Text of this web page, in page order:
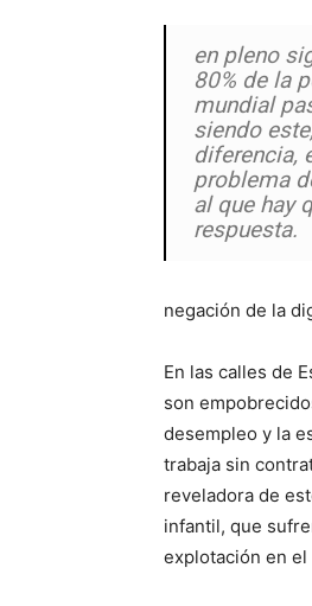
en pleno
80% de la
mundial
siendo
diferencia,
problema
al que hay
respuesta.
negación de la
En las calles de
son
desempleo y la
trabaja sin
reveladora de
infantil, que
explotación en el